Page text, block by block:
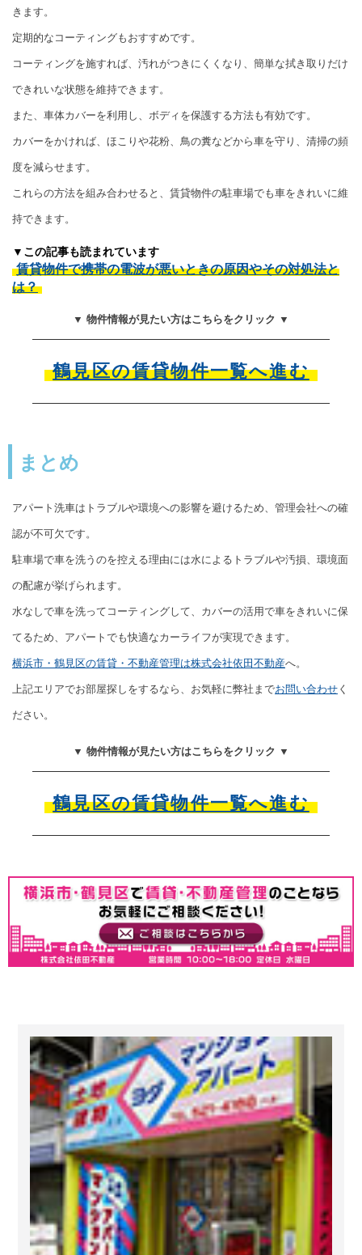
きます。
定期的なコーティングもおすすめです。
コーティングを施すれば、汚れがつきにくくなり、簡単な拭き取りだけ
できれいな状態を維持できます。
また、車体カバーを利用し、ボディを保護する方法も有効です。
カバーをかければ、ほこりや花粉、鳥の糞などから車を守り、清掃の頻
度を減らせます。
これらの方法を組み合わせると、賃貸物件の駐車場でも車をきれいに維
持できます。
▼この記事も読まれています
賃貸物件で携帯の電波が悪いときの原因やその対処法と
は？
▼ 物件情報が見たい方はこちらをクリック ▼
鶴見区の賃貸物件一覧へ進む
まとめ
アパート洗車はトラブルや環境への影響を避けるため、管理会社への確
認が不可欠です。
駐車場で車を洗うのを控える理由には水によるトラブルや汚損、環境面
の配慮が挙げられます。
水なしで車を洗ってコーティングして、カバーの活用で車をきれいに保
てるため、アパートでも快適なカーライフが実現できます。
横浜市・鶴見区の賃貸・不動産管理は株式会社依田不動産へ。
上記エリアでお部屋探しをするなら、お気軽に弊社までお問い合わせ く
ださい。
▼ 物件情報が見たい方はこちらをクリック ▼
鶴見区の賃貸物件一覧へ進む